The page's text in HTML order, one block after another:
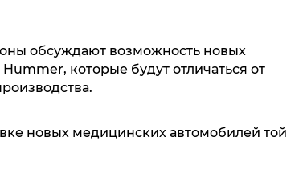
обсуждают возможность новых
которые будут отличаться от
новых медицинских автомобилей той